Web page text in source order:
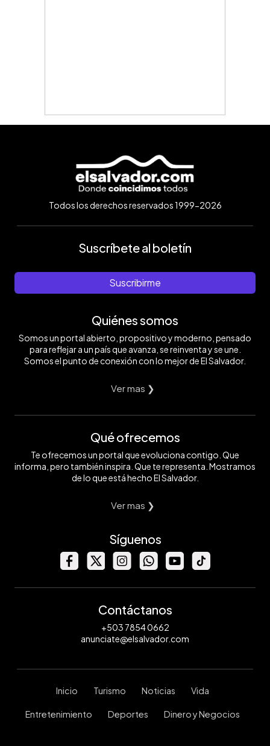
Todos los derechos reservados 1999-2026
Suscríbete al boletín
Suscribirme
Quiénes somos
Somos un portal abierto, propositivo y moderno, pensado
para reflejar a un país que avanza, se reinventa y se une.
Somos el punto de conexión con lo mejor de El Salvador.
Ver mas ❯
Qué ofrecemos
Te ofrecemos un portal que evoluciona contigo. Que
informa, pero también inspira. Que te representa. Mostramos
de lo que está hecho El Salvador.
Ver mas ❯
Síguenos
Contáctanos
+503 7854 0662
anunciate@elsalvador.com
Inicio Turismo Noticias Vida
Entretenimiento Deportes Dinero y Negocios